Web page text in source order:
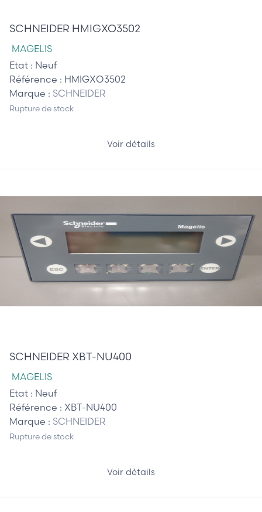
SCHNEIDER HMIGXO3502
MAGELIS
Etat : Neuf
Référence : HMIGXO3502
Marque : SCHNEIDER
Rupture de stock
Voir détails
SCHNEIDER XBT-NU400
MAGELIS
Etat : Neuf
Référence : XBT-NU400
Marque : SCHNEIDER
Rupture de stock
Voir détails